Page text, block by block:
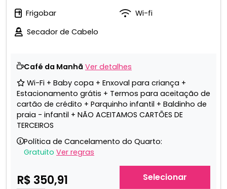
Frigobar
Wi-fi
Secador de Cabelo
Café da Manhã Ver detalhes
Wi-Fi + Baby copa + Enxoval para criança +
Estacionamento grátis + Termos para aceitação de
cartão de crédito + Parquinho infantil + Baldinho de
praia - infantil + NÃO ACEITAMOS CARTÕES DE
TERCEIROS
Política de Cancelamento do Quarto:
Gratuito Ver regras
R$ 350,91 Selecionar